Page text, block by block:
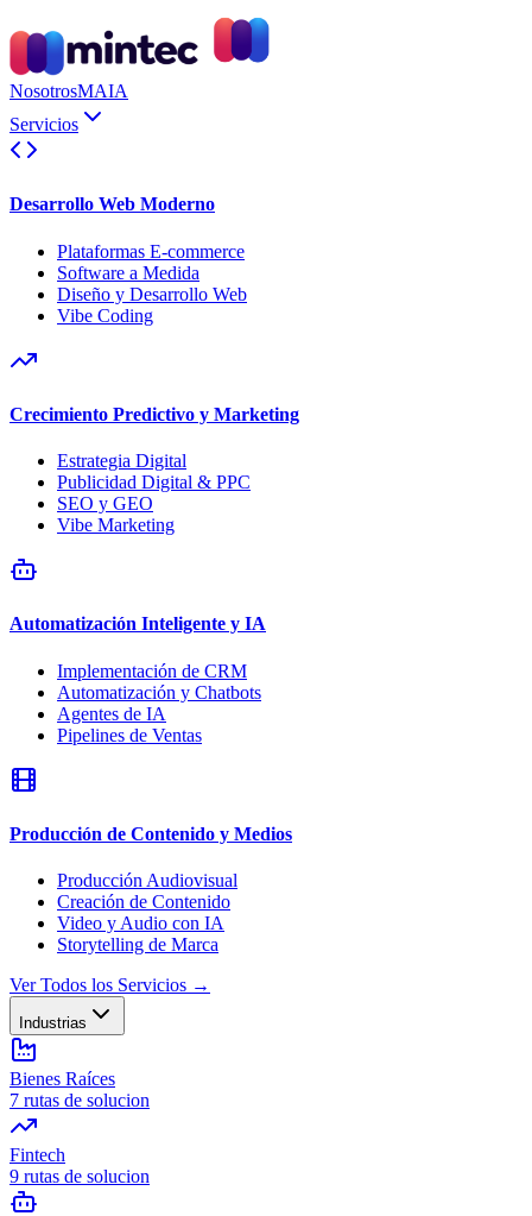
NosotrosMAIA
Servicios
Desarrollo Web Moderno
Plataformas E-commerce
Software a Medida
Diseño y Desarrollo Web
Vibe Coding
Crecimiento Predictivo y Marketing
Estrategia Digital
Publicidad Digital & PPC
SEO y GEO
Vibe Marketing
Automatización Inteligente y IA
Implementación de CRM
Automatización y Chatbots
Agentes de IA
Pipelines de Ventas
Producción de Contenido y Medios
Producción Audiovisual
Creación de Contenido
Video y Audio con IA
Storytelling de Marca
Ver Todos los Servicios →
Industrias
Bienes Raíces
7 rutas de solucion
Fintech
9 rutas de solucion